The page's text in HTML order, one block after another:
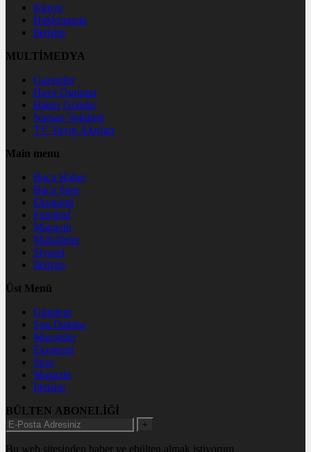
Künye
Hakkımızda
İletişim
MULTİMEDYA
Gazeteler
Hava Durumu
Haber Gönder
Namaz Vakitleri
TV Yayın Akışları
Main menu
Buca Haber
Buca Spor
Ekonomi
Fotoğraf
Magazin
Mahalleler
Siyaset
İletişim
Üst Menü
Gündem
Son Dakika
Manşetler
Ekonomi
Spor
Magazin
İletişim
BÜLTEN ABONELİĞİ
+
Bu web sitesinden haber ve ebülten almak istiyorum